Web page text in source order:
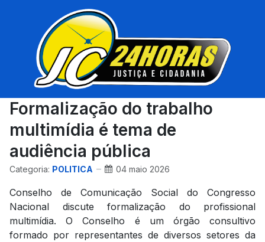
Formalização do trabalho
multimídia é tema de
audiência pública
Categoria: POLITICA 04 maio 2026
Conselho de Comunicação Social do Congresso
Nacional discute formalização do profissional
multimídia. O Conselho é um órgão consultivo
formado por representantes de diversos setores da